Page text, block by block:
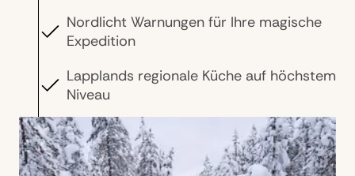
Nordlicht Warnungen für Ihre magische
Expedition
Lapplands regionale Küche auf höchstem
Niveau